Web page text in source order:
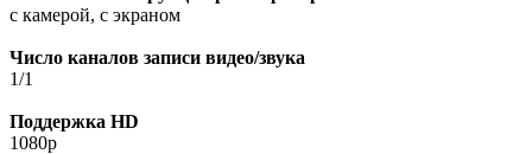
с камерой, с экраном
Число каналов записи видео/звука
1/1
Поддержка HD
1080p